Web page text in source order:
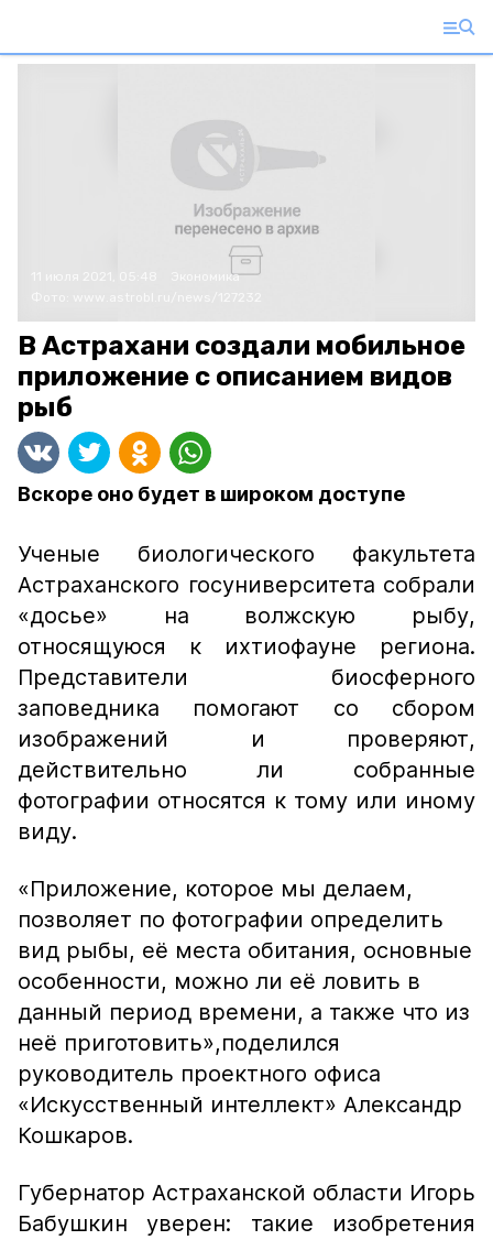
Экономика
В Астрахани создали мобильное
приложение с описанием видов
рыб
Вскоре оно будет в широком доступе
Ученые биологического факультета
Астраханского госуниверситета собрали
«досье» на волжскую рыбу,
относящуюся к ихтиофауне региона.
Представители биосферного
заповедника помогают со сбором
изображений и проверяют,
действительно ли собранные
фотографии относятся к тому или иному
виду.
«Приложение, которое мы делаем,
позволяет по фотографии определить
вид рыбы, её места обитания, основные
особенности, можно ли её ловить в
данный период времени, а также что из
неё приготовить»,поделился
руководитель проектного офиса
«Искусственный интеллект» Александр
Кошкаров.
Губернатор Астраханской области Игорь
Бабушкин уверен: такие изобретения